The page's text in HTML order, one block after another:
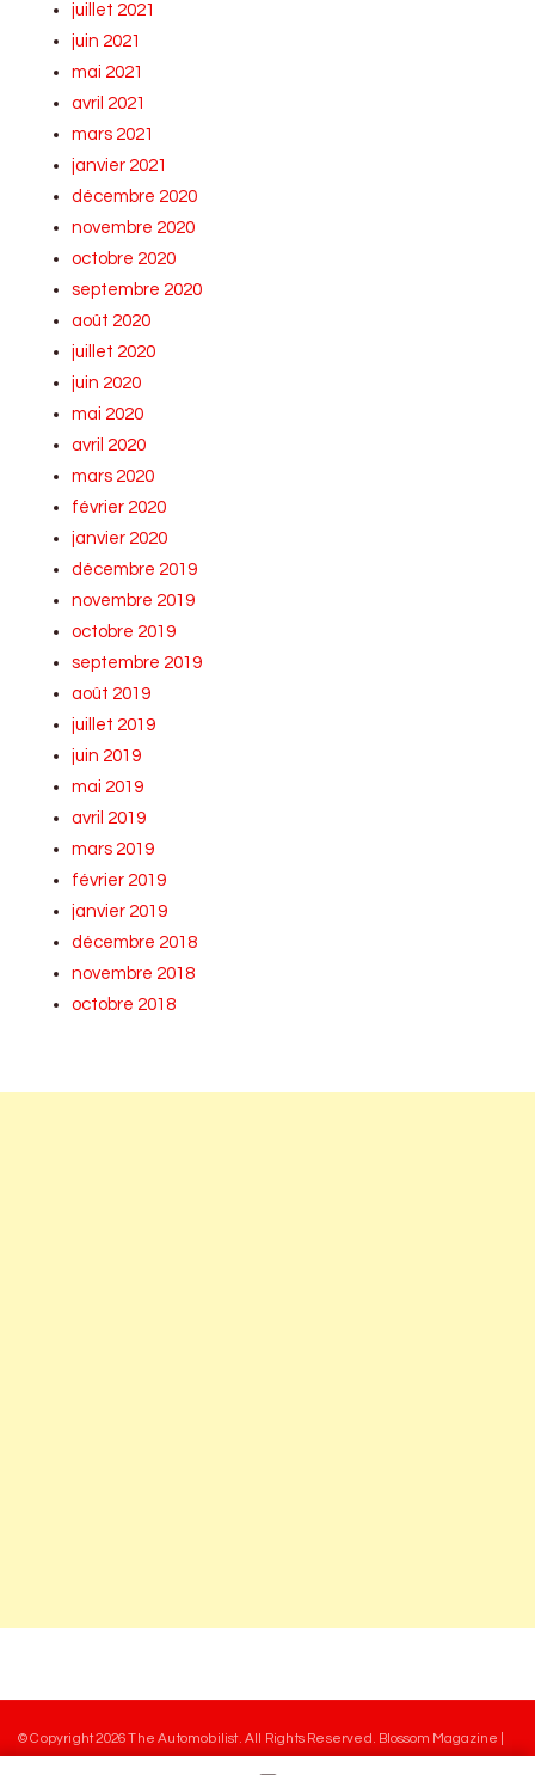
juillet 2021
juin 2021
mai 2021
avril 2021
mars 2021
janvier 2021
décembre 2020
novembre 2020
octobre 2020
septembre 2020
août 2020
juillet 2020
juin 2020
mai 2020
avril 2020
mars 2020
février 2020
janvier 2020
décembre 2019
novembre 2019
octobre 2019
septembre 2019
août 2019
juillet 2019
juin 2019
mai 2019
avril 2019
mars 2019
février 2019
janvier 2019
décembre 2018
novembre 2018
octobre 2018
© Copyright 2026The Automobilist. All Rights Reserved.
Blossom Magazine |